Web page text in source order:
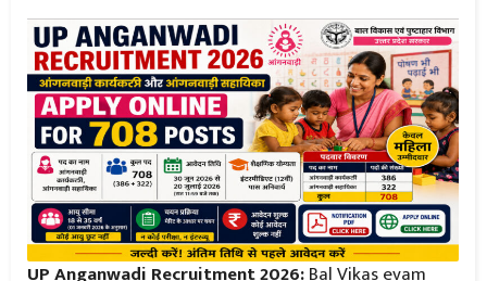
UP Anganwadi Recruitment 2026:Bal Vikas evam